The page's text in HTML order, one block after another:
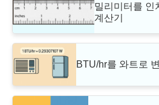
밀리미터를 인
계산기
BTU/hr를 와트로